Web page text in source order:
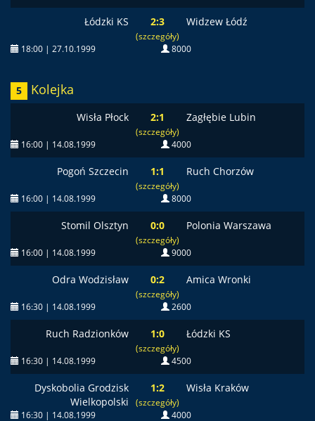
Łódzki KS 2:3
(szczegóły)
Widzew Łódź
18:00 | 27.10.1999 8000
5 Kolejka
Wisła Płock 2:1
(szczegóły)
Zagłębie Lubin
16:00 | 14.08.1999 4000
Pogoń Szczecin 1:1
(szczegóły)
Ruch Chorzów
16:00 | 14.08.1999 8000
Stomil Olsztyn 0:0
(szczegóły)
Polonia Warszawa
16:00 | 14.08.1999 9000
Odra Wodzisław 0:2
(szczegóły)
Amica Wronki
16:30 | 14.08.1999 2600
Ruch Radzionków 1:0
(szczegóły)
Łódzki KS
16:30 | 14.08.1999 4500
Dyskobolia Grodzisk
Wielkopolski
1:2
(szczegóły)
Wisła Kraków
16:30 | 14.08.1999 4000